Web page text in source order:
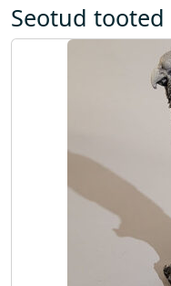
Seotud tooted